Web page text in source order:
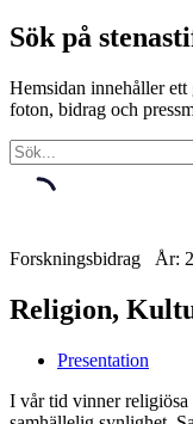
Sök på
Hemsidan innehåller
foton, bidrag och
Forskningsbidrag År:
Religion,
Presentation
I vår tid vinner religiösa